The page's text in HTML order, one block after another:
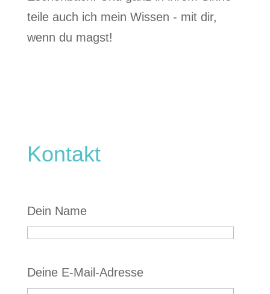
teile auch ich mein Wissen - mit dir,
wenn du magst!
Kontakt
Dein Name
Deine E-Mail-Adresse